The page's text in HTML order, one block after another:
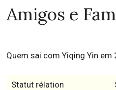
Amigos e
Quem sai com Yiqing Yin em
Statut rélation